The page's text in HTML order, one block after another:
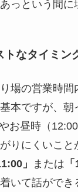
っという間に
トなタイミン
場の営業時間
本ですが、朝
お昼時（
りにくいこと
」 または
いて話ができ